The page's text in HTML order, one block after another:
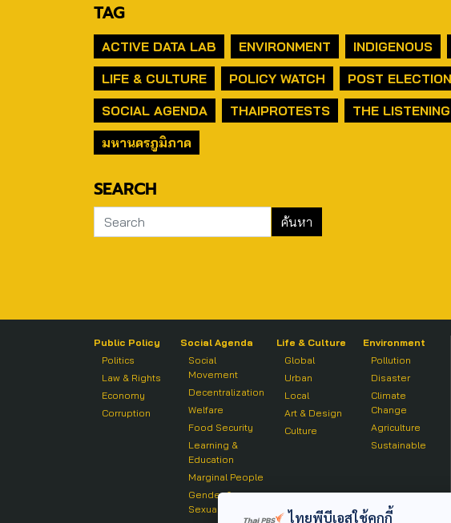
TAG
ACTIVE DATA LAB ENVIRONMENT INDIGENOUS
LIFE & CULTURE
POLICY WATCH POST ELECTION
SOCIAL AGENDA
THAIPROTESTS THE LISTENING
มหานครภูมิภาค
SEARCH
Public Policy
Politics
Law & Rights
Economy
Corruption
Social Agenda
Social
Movement
Decentralization
Welfare
Food Security
Learning &
Education
Marginal People
Gender &
Sexuality
Life & Culture
Global
Urban
Local
Art & Design
Culture
Environment
Pollution
Disaster
Climate
Change
Agriculture
Sustainable
ไทยพีบีเอสใช้คุกกี้